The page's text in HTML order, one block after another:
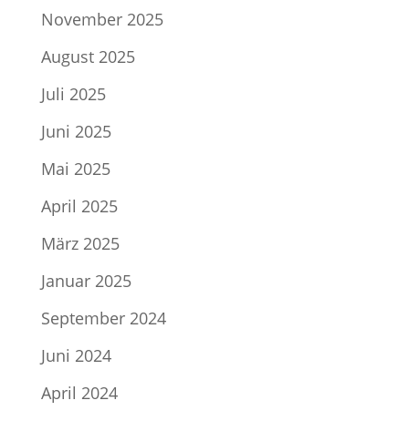
November 2025
August 2025
Juli 2025
Juni 2025
Mai 2025
April 2025
März 2025
Januar 2025
September 2024
Juni 2024
April 2024